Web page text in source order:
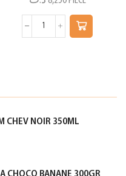
CHEV NOIR 350ML